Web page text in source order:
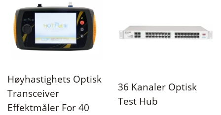
Høyhastighets Optisk
Transceiver
Effektmåler For 40
36 Kanaler Optisk
Test Hub